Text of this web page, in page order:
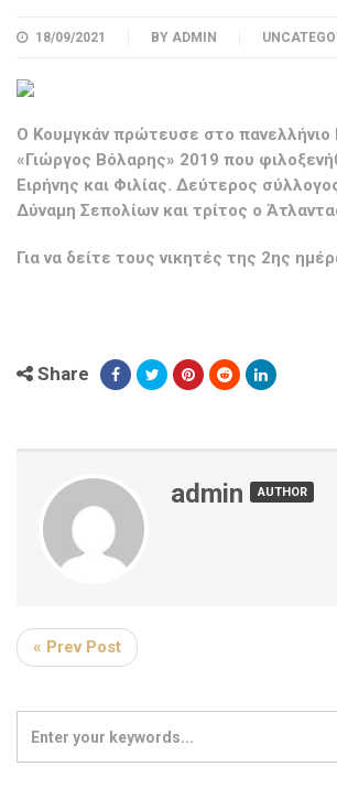
18/09/2021 BY ADMIN
Ο Κουμγκάν πρώτευσε στο πανελλήνιο
«Γιώργος Βόλαρης» 2019 που
Ειρήνης και Φιλίας. Δεύτερος
Δύναμη Σεπολίων και τρίτος ο
Για να δείτε τους νικητές της 2ης
Share
admin AUTHOR
« Prev Post